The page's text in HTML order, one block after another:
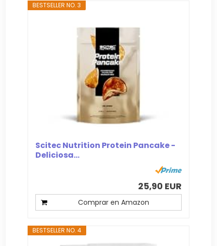
BESTSELLER NO. 3
Scitec Nutrition Protein Pancake -
Deliciosa...
25,90 EUR
Comprar en Amazon
BESTSELLER NO. 4